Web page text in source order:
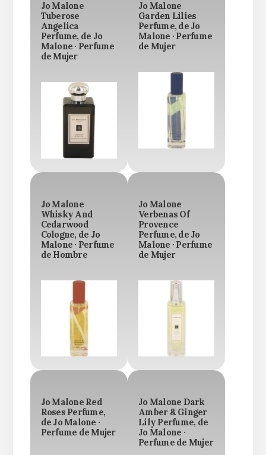
Jo Malone
Tuberose
Angelica
Perfume, de Jo
Malone · Perfume
de Mujer
Jo Malone
Garden Lilies
Perfume, de Jo
Malone · Perfume
de Mujer
Jo Malone
Whisky And
Cedarwood
Cologne, de Jo
Malone · Perfume
de Hombre
Jo Malone
Verbenas Of
Provence
Perfume, de Jo
Malone · Perfume
de Mujer
Jo Malone Red
Roses Perfume,
de Jo Malone ·
Perfume de Mujer
Jo Malone Dark
Amber & Ginger
Lily Perfume, de
Jo Malone ·
Perfume de Mujer